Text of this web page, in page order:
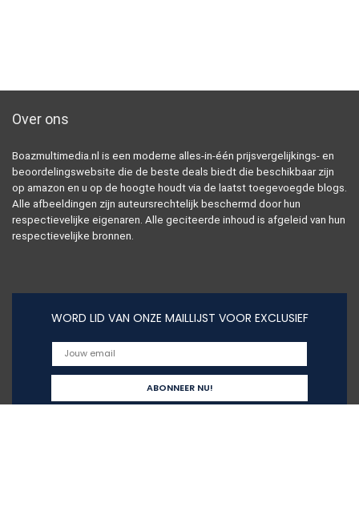
Over ons
Boazmultimedia.nl is een moderne alles-in-één prijsvergelijkings- en
beoordelingswebsite die de beste deals biedt die beschikbaar zijn
op amazon en u op de hoogte houdt via de laatst toegevoegde blogs.
Alle afbeeldingen zijn auteursrechtelijk beschermd door hun
respectievelijke eigenaren. Alle geciteerde inhoud is afgeleid van hun
respectievelijke bronnen.
WORD LID VAN ONZE MAILLIJST VOOR EXCLUSIEF